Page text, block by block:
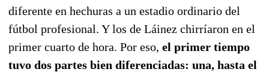
diferente en hechuras a un estadio ordinario del
fútbol profesional. Y los de Láinez chirríaron en el
primer cuarto de hora. Por eso, el primer tiempo
tuvo dos partes bien diferenciadas: una, hasta el